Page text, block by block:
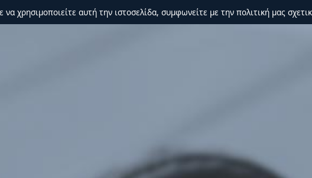
να χρησιμοποιείτε αυτή την ιστοσελίδα, συμφωνείτε με την πολιτική μας